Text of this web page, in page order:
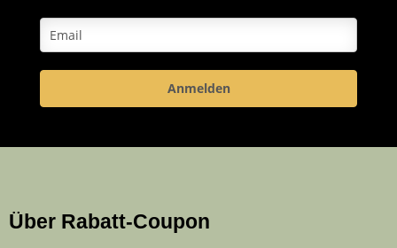
Anmelden
Über Rabatt-Coupon